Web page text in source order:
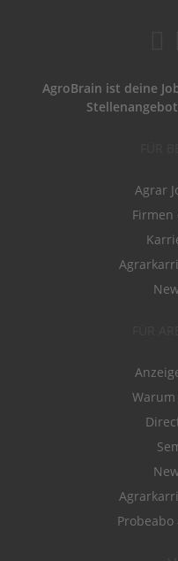
AgroBrain ist deine
Agrar
Firmen